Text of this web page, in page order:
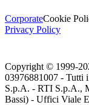
CorporateCookie
Privacy Policy
Copyright © 1999-
03976881007 - Tutti
S.p.A. - RTI S.p.A.,
Bassi) - Uffici Viale